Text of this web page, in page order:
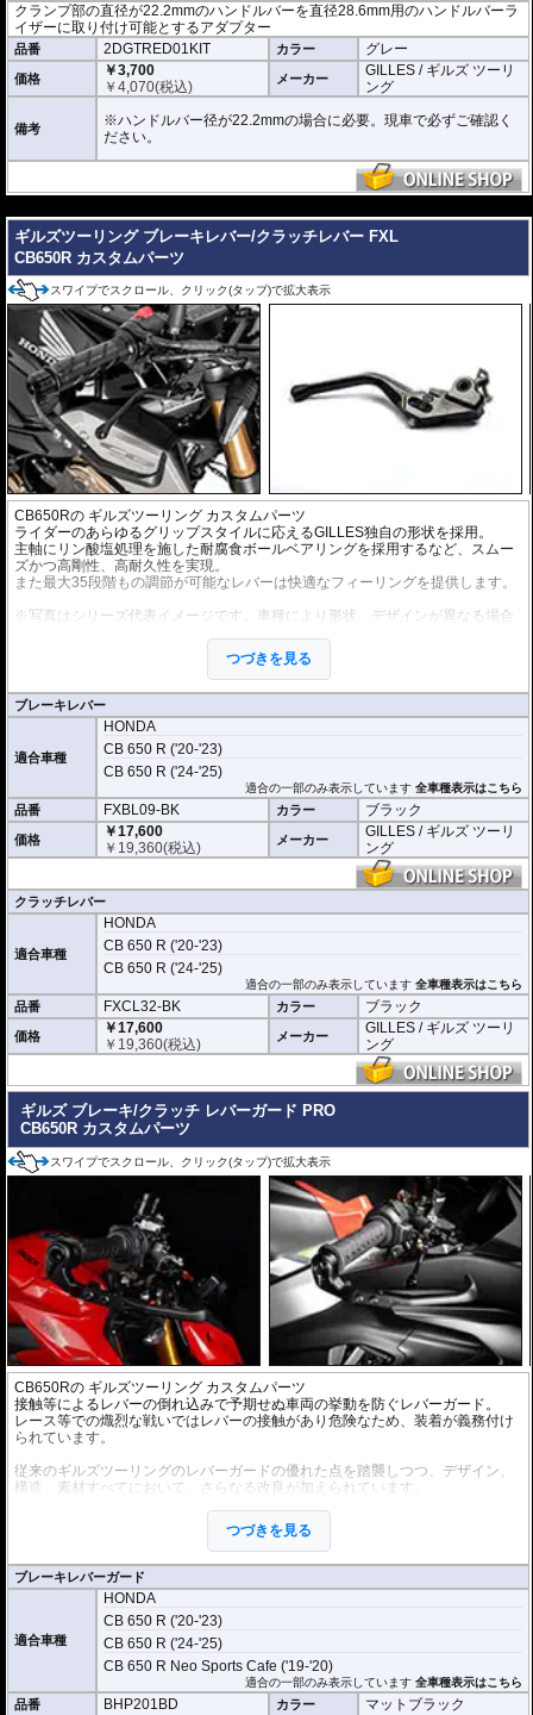
クランプ部の直径が22.2mmのハンドルバーを直径28.6mm用のハンドルバーラ
イザーに取り付け可能とするアダプター
品番 2DGTRED01KIT カラー グレー
価格
￥3,700
￥4,070(税込) メーカー
GILLES / ギルズ ツーリ
ング
備考
※ハンドルバー径が22.2mmの場合に必要。現車で必ずご確認く
ださい。
ギルズツーリング ブレーキレバー/クラッチレバー FXL
CB650R カスタムパーツ
スワイプでスクロール、クリック(タップ)で拡大表示
CB650Rの ギルズツーリング カスタムパーツ
ライダーのあらゆるグリップスタイルに応えるGILLES独自の形状を採用。
主軸にリン酸塩処理を施した耐腐食ボールベアリングを採用するなど、スムー
ズかつ高剛性、高耐久性を実現。
また最大35段階もの調節が可能なレバーは快適なフィーリングを提供します。
※写真はシリーズ代表イメージです。車種により形状、デザインが異なる場合
つづきを見る
ブレーキレバー
適合車種
HONDA
CB 650 R ('20-'23)
CB 650 R ('24-'25)
適合の一部のみ表示しています全車種表示はこちら
品番 FXBL09-BK カラー ブラック
価格
￥17,600
￥ 19,360(税込) メーカー
GILLES / ギルズ ツーリ
ング
クラッチレバー
適合車種
HONDA
CB 650 R ('20-'23)
CB 650 R ('24-'25)
適合の一部のみ表示しています全車種表示はこちら
品番 FXCL32-BK カラー ブラック
価格
￥17,600
￥ 19,360(税込) メーカー
GILLES / ギルズ ツーリ
ング
ギルズ ブレーキ/クラッチ レバーガード PRO
CB650R カスタムパーツ
スワイプでスクロール、クリック(タップ)で拡大表示
CB650Rの ギルズツーリング カスタムパーツ
接触等によるレバーの倒れ込みで予期せぬ車両の挙動を防ぐレバーガード。
レース等での熾烈な戦いではレバーの接触があり危険なため、装着が義務付け
られています。
従来のギルズツーリングのレバーガードの優れた点を踏襲しつつ、デザイン、
構造、素材すべてにおいて、さらなる改良が加えられています。
本体はアルミビレットからの削り出しで、ブラックハードアルマイト処理を施
プロテクションピースは耐磨耗性と強度、弾性回復率の優れた結晶性エンジニ
アリング樹脂を採用。
軽量化と剛性、柔軟性を高い次元でバランスさせることに成功しました。
開き角の調節も可能。調節幅は内側、外側へ5°(先端で約13mm)あり、アジャス
トレバーの使用時などにも対応します。
※写真はシリーズ代表イメージです。車種により形状、デザインが異なる場合
つづきを見る
ブレーキレバーガード
適合車種
HONDA
CB 650 R ('20-'23)
CB 650 R ('24-'25)
CB 650 R Neo Sports Cafe ('19-'20)
適合の一部のみ表示しています全車種表示はこちら
品番 BHP201BD カラー マットブラック